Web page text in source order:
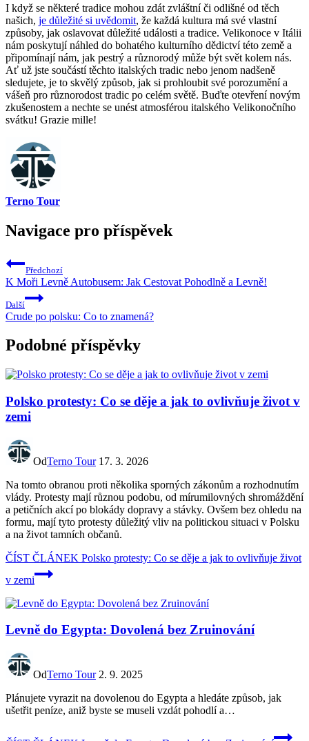
I když se některé tradice mohou zdát zvláštní či odlišné od těch
našich, je důležité si uvědomit, že každá kultura má své vlastní
způsoby, jak oslavovat důležité události a tradice. Velikonoce v Itálii
nám poskytují náhled do bohatého kulturního dědictví této země a
připomínají nám, jak pestrý a různorodý může být svět kolem nás.
Ať už jste součástí těchto italských tradic nebo jenom nadšeně
sledujete, je to skvělý způsob, jak si prohloubit své porozumění a
vášeň pro různorodost tradic po celém světě. Buďte otevření novým
zkušenostem a nechte se unést atmosférou italského Velikonočního
svátku! Grazie mille!
Terno Tour
Navigace pro příspěvek
Předchozí
K Moři Levně Autobusem: Jak Cestovat Pohodlně a Levně!
Další
Crude po polsku: Co to znamená?
Podobné příspěvky
Polsko protesty: Co se děje a jak to ovlivňuje život v
zemi
OdTerno Tour 17. 3. 2026
Na tomto obranou proti několika sporných zákonům a rozhodnutím
vlády. Protesty mají různou podobu, od mírumilovných shromáždění
a petičních akcí po blokády dopravy a stávky. Ovšem bez ohledu na
formu, mají tyto protesty důležitý vliv na politickou situaci v Polsku
a na život tamních občanů.
ČÍST ČLÁNEK Polsko protesty: Co se děje a jak to ovlivňuje život
v zemi
Levně do Egypta: Dovolená bez Zruinování
OdTerno Tour 2. 9. 2025
Plánujete vyrazit na dovolenou do Egypta a hledáte způsob, jak
ušetřit peníze, aniž byste se museli vzdát pohodlí a…